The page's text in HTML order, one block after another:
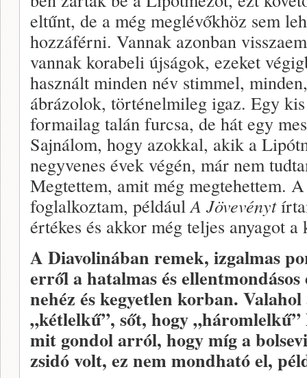
eltűnt, de a még meglévőkhöz sem
hozzáférni. Vannak azonban
vannak korabeli újságok, ezeket
használt minden név stimmel,
ábrázolok, történelmileg igaz. Egy
formailag talán furcsa, de hát egy
Sajnálom, hogy azokkal, akik a
negyvenes évek végén, már nem
Megtettem, amit még megtehettem.
foglalkoztam, példáulA Jövevényt
értékes és akkor még teljes anyagot
A Diavolinában remek, izgalmas
erről a hatalmas és
nehéz és kegyetlen korban.
„kétlelkű”, sőt, hogy
mit gondol arról, hogy míg a
zsidó volt, ez nem mondható el,